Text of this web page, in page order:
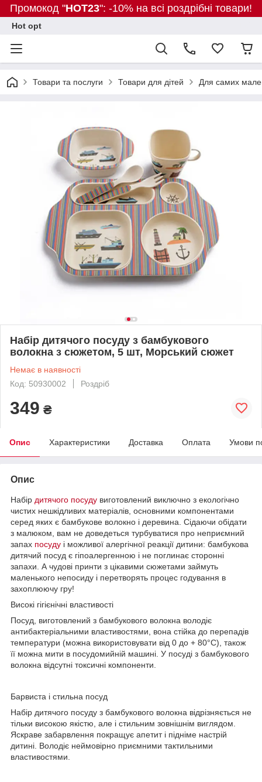
Промокод "HOT23": -10% на всі роздрібні товари!
Hot opt
Товари та послуги Товари для дітей Для самих
Набір дитячого посуду з бамбукового
волокна з сюжетом, 5 шт, Морський сюжет
Немає в наявності
Код: 50930002
Роздріб
349 ₴
Опис Характеристики Доставка Оплата Умови
Опис
Набір дитячого посуду виготовлений виключно з екологічно
чистих нешкідливих матеріалів, основними компонентами
серед яких є бамбукове волокно і деревина. Сідаючи обідати
з малюком, вам не доведеться турбуватися про неприємний
запах посуду і можливої алергічної реакції дитини: бамбукова
дитячий посуд є гіпоалергенною і не поглинає сторонні
запахи. А чудові принти з цікавими сюжетами займуть
маленького непосиду і перетворять процес годування в
захоплюючу гру!
Високі гігієнічні властивості
Посуд, виготовлений з бамбукового волокна володіє
антибактеріальними властивостями, вона стійка до перепадів
температури (можна використовувати від 0 до + 80°С), також
її можна мити в посудомийній машині. У посуді з бамбукового
волокна відсутні токсичні компоненти.
Барвиста і стильна посуд
Набір дитячого посуду з бамбукового волокна відрізняється не
тільки високою якістю, але і стильним зовнішнім виглядом.
Яскраве забарвлення покращує апетит і підніме настрій
дитині. Володіє неймовірно приємними тактильними
властивостями.